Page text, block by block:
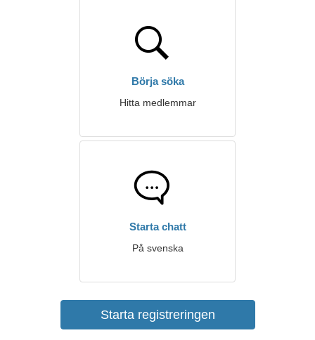
Börja söka
Hitta medlemmar
Starta chatt
På svenska
Starta registreringen